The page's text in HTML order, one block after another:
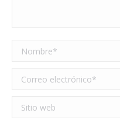
Nombre *
Correo electrónico *
Sitio web